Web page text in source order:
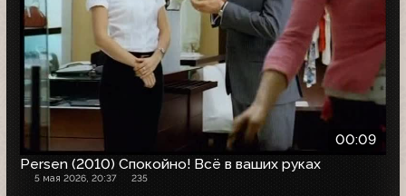
00:09
Persen (2010) Спокойно! Всё в ваших руках
5 мая 2026, 20:37 235